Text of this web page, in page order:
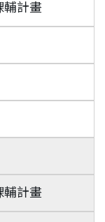
輔計畫
輔計畫